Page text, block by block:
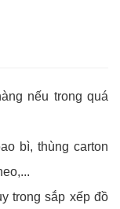
nếu trong quá
bì, thùng carton
trong sắp xếp đồ